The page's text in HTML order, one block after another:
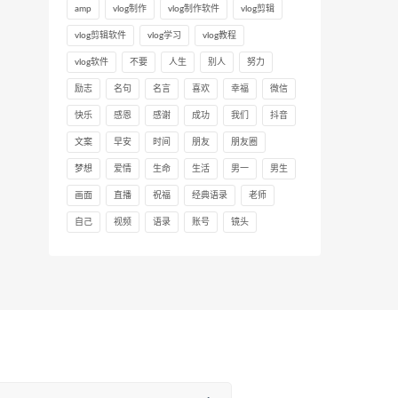
amp vlog制作 vlog制作软件 vlog剪辑
vlog剪辑软件 vlog学习 vlog教程
vlog软件 不要 人生 别人 努力
励志 名句 名言 喜欢 幸福 微信
快乐 感恩 感谢 成功 我们 抖音
文案 早安 时间 朋友 朋友圈
梦想 爱情 生命 生活 男一 男生
画面 直播 祝福 经典语录 老师
自己 视频 语录 账号 镜头